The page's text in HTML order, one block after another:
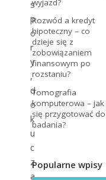
s
p
o
r
y
,
d
o
k
u
c
z
a
wyjazd?
Rozwód a kredyt
hipoteczny – co
dzieje się z
zobowiązaniem
finansowym po
rozstaniu?
Tomografia
komputerowa – jak
się przygotować do
badania?
Popularne wpisy